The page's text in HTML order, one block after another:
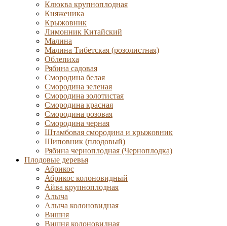
Клюква крупноплодная
Княженика
Крыжовник
Лимонник Китайский
Малина
Малина Тибетская (розолистная)
Облепиха
Рябина садовая
Смородина белая
Смородина зеленая
Смородина золотистая
Смородина красная
Смородина розовая
Смородина черная
Штамбовая смородина и крыжовник
Шиповник (плодовый)
Рябина черноплодная (Черноплодка)
Плодовые деревья
Абрикос
Абрикос колоновидный
Айва крупноплодная
Алыча
Алыча колоновидная
Вишня
Вишня колоновидная